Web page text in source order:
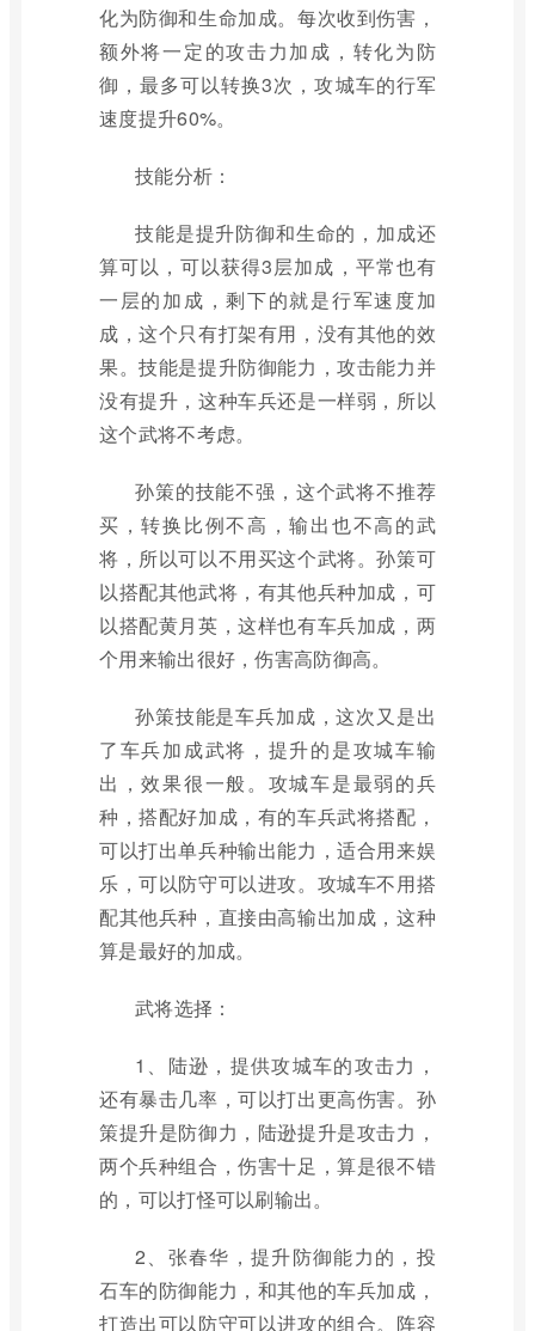
化为防御和生命加成。每次收到伤害，
额外将一定的攻击力加成，转化为防
御，最多可以转换3次，攻城车的行军
速度提升60%。
技能分析：
技能是提升防御和生命的，加成还
算可以，可以获得3层加成，平常也有
一层的加成，剩下的就是行军速度加
成，这个只有打架有用，没有其他的效
果。技能是提升防御能力，攻击能力并
没有提升，这种车兵还是一样弱，所以
这个武将不考虑。
孙策的技能不强，这个武将不推荐
买，转换比例不高，输出也不高的武
将，所以可以不用买这个武将。孙策可
以搭配其他武将，有其他兵种加成，可
以搭配黄月英，这样也有车兵加成，两
个用来输出很好，伤害高防御高。
孙策技能是车兵加成，这次又是出
了车兵加成武将，提升的是攻城车输
出，效果很一般。攻城车是最弱的兵
种，搭配好加成，有的车兵武将搭配，
可以打出单兵种输出能力，适合用来娱
乐，可以防守可以进攻。攻城车不用搭
配其他兵种，直接由高输出加成，这种
算是最好的加成。
武将选择：
1、陆逊，提供攻城车的攻击力，
还有暴击几率，可以打出更高伤害。孙
策提升是防御力，陆逊提升是攻击力，
两个兵种组合，伤害十足，算是很不错
的，可以打怪可以刷输出。
2、张春华，提升防御能力的，投
石车的防御能力，和其他的车兵加成，
打造出可以防守可以进攻的组合。阵容